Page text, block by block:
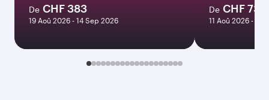
De CHF 383
19 Aoû 2026 - 14 Sep 2026
De CHF 737
11 Aoû 2026 - 09